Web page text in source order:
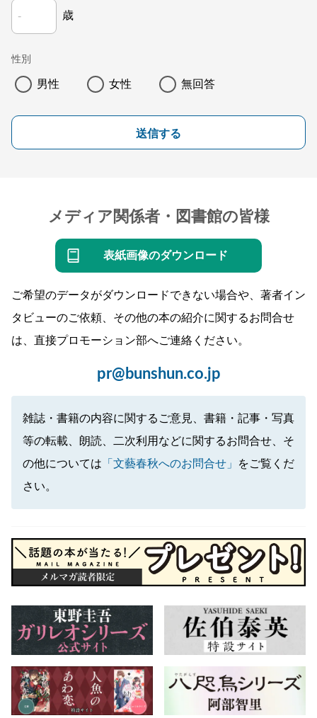
歳
性別
男性 女性 無回答
送信する
メディア関係者・図書館の皆様
表紙画像のダウンロード
ご希望のデータがダウンロードできない場合や、著者イン
タビューのご依頼、その他の本の紹介に関するお問合せ
は、直接プロモーション部へご連絡ください。
pr@bunshun.co.jp
雑誌・書籍の内容に関するご意見、書籍・記事・写真
等の転載、朗読、二次利用などに関するお問合せ、そ
の他については 「文藝春秋へのお問合せ」
をご覧くだ
さい。